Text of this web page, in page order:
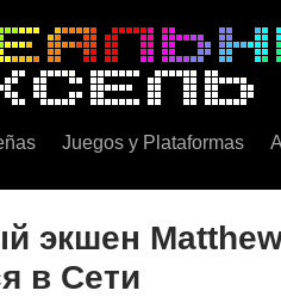
Juegos y Plataformas
экшен
в Сети